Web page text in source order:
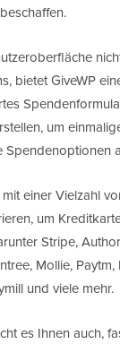
bietet GiveWP
um
einer Vielzahl
um
Stripe,
Mollie, Paytm,
und viele mehr.
es Ihnen auch,